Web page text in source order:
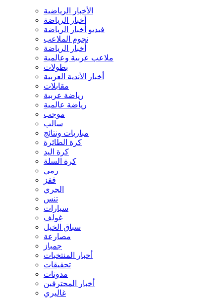
الأخبار الرياضية
أخبار الرياضة
فيديو أخبار الرياضة
نجوم الملاعب
أخبار الرياضة
ملاعب عربية وعالمية
بطولات
أخبار الأندية العربية
مقابلات
رياضة عربية
رياضة عالمية
موجب
سالب
مباريات ونتائج
كرة الطائرة
كرة اليد
كرة السلة
رمي
قفز
الجري
تنس
سيارات
غولف
سباق الخيل
مصارعة
جمباز
أخبار المنتخبات
تحقيقات
مدونات
أخبار المحترفين
غاليري